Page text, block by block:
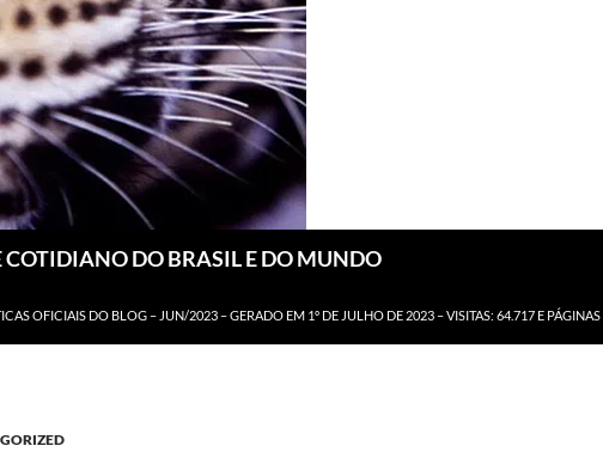
COTIDIANO DO BRASIL E DO MUNDO
OFICIAIS DO BLOG – JUN/2023 – GERADO EM 1º DE JULHO DE 2023 – VISITAS: 64.717 E